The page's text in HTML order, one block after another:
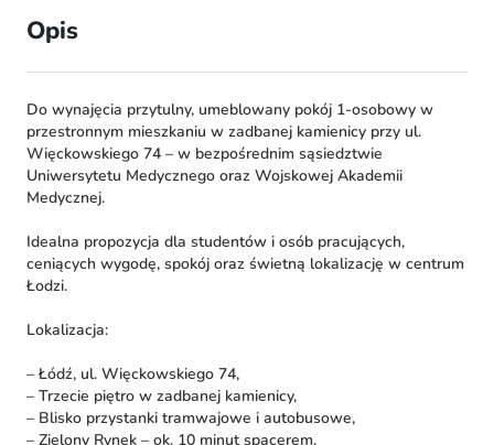
Opis
Do wynajęcia przytulny, umeblowany pokój 1-osobowy w
przestronnym mieszkaniu w zadbanej kamienicy przy ul.
Więckowskiego 74 – w bezpośrednim sąsiedztwie
Uniwersytetu Medycznego oraz Wojskowej Akademii
Medycznej.
Idealna propozycja dla studentów i osób pracujących,
ceniących wygodę, spokój oraz świetną lokalizację w centrum
Łodzi.
Lokalizacja:
– Łódź, ul. Więckowskiego 74,
– Trzecie piętro w zadbanej kamienicy,
– Blisko przystanki tramwajowe i autobusowe,
– Zielony Rynek – ok. 10 minut spacerem,